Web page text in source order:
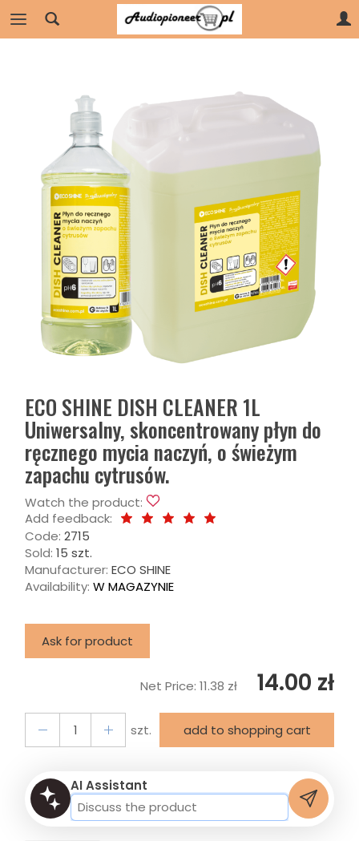
ECO SHINE DISH CLEANER 1L
Uniwersalny, skoncentrowany płyn do
ręcznego mycia naczyń, o świeżym
zapachu cytrusów.
Watch the product:
Add feedback:
Code: 2715
Sold: 15 szt.
Manufacturer: ECO SHINE
Availability: W MAGAZYNIE
Ask for product
Net Price: 11.38 zł 14.00 zł
szt. add to shopping cart
AI Assistant